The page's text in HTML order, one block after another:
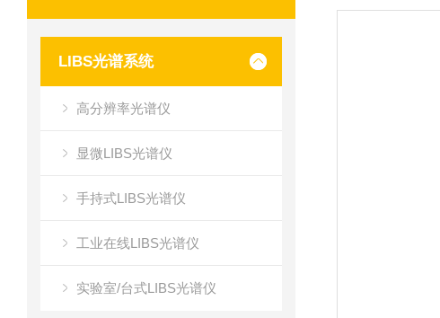
LIBS光谱系统
高分辨率光谱仪
显微LIBS光谱仪
手持式LIBS光谱仪
工业在线LIBS光谱仪
实验室/台式LIBS光谱仪